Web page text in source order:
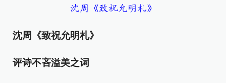
沈周《致祝允明札》
沈周《致祝允明札》
评诗不吝溢美之词